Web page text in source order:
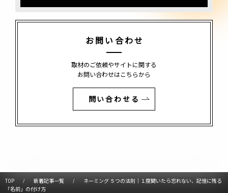
お問い合わせ
取材のご依頼やサイトに関する
お問い合わせはこちらから
問い合わせる
TOP 新着記事一覧
ネーミング ５つの法則｜１度聞いたら忘れない、記憶に残る
「名前」の付け方